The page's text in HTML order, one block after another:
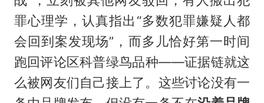
罪心理学，认真指出“多数犯罪嫌疑人都
会回到案发现场”，而多儿恰好第一时间
跑回评论区科普绿鸟品种——证据链就这
么被网友们自己接上了。这些讨论没有一